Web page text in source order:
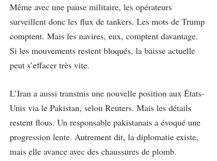
Même avec une pause militaire, les opérateurs
surveillent donc les flux de tankers. Les mots de Trump
comptent. Mais les navires, eux, comptent davantage.
Si les mouvements restent bloqués, la baisse actuelle
peut s’effacer très vite.
L’Iran a aussi transmis une nouvelle position aux États-
Unis via le Pakistan, selon Reuters. Mais les détails
restent flous. Un responsable pakistanais a évoqué une
progression lente. Autrement dit, la diplomatie existe,
mais elle avance avec des chaussures de plomb.